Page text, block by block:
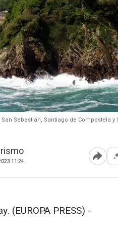
San Sebastián, Santiago de Compostela
11:24 Abrir
(EUROPA PRESS) -